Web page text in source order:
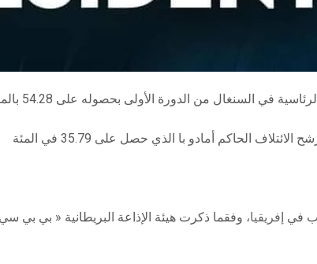
في إفريقيا